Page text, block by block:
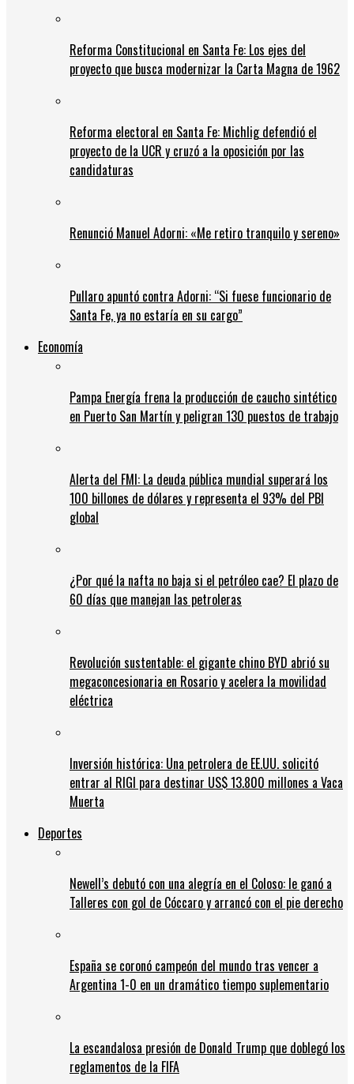
Reforma Constitucional en Santa Fe: Los ejes del
proyecto que busca modernizar la Carta Magna de 1962
Reforma electoral en Santa Fe: Michlig defendió el
proyecto de la UCR y cruzó a la oposición por las
candidaturas
Renunció Manuel Adorni: «Me retiro tranquilo y sereno»
Pullaro apuntó contra Adorni: “Si fuese funcionario de
Santa Fe, ya no estaría en su cargo”
Economía
Pampa Energía frena la producción de caucho sintético
en Puerto San Martín y peligran 130 puestos de trabajo
Alerta del FMI: La deuda pública mundial superará los
100 billones de dólares y representa el 93% del PBI
global
¿Por qué la nafta no baja si el petróleo cae? El plazo de
60 días que manejan las petroleras
Revolución sustentable: el gigante chino BYD abrió su
megaconcesionaria en Rosario y acelera la movilidad
eléctrica
Inversión histórica: Una petrolera de EE.UU. solicitó
entrar al RIGI para destinar US$ 13.800 millones a Vaca
Muerta
Deportes
Newell’s debutó con una alegría en el Coloso: le ganó a
Talleres con gol de Cóccaro y arrancó con el pie derecho
España se coronó campeón del mundo tras vencer a
Argentina 1-0 en un dramático tiempo suplementario
La escandalosa presión de Donald Trump que doblegó los
reglamentos de la FIFA